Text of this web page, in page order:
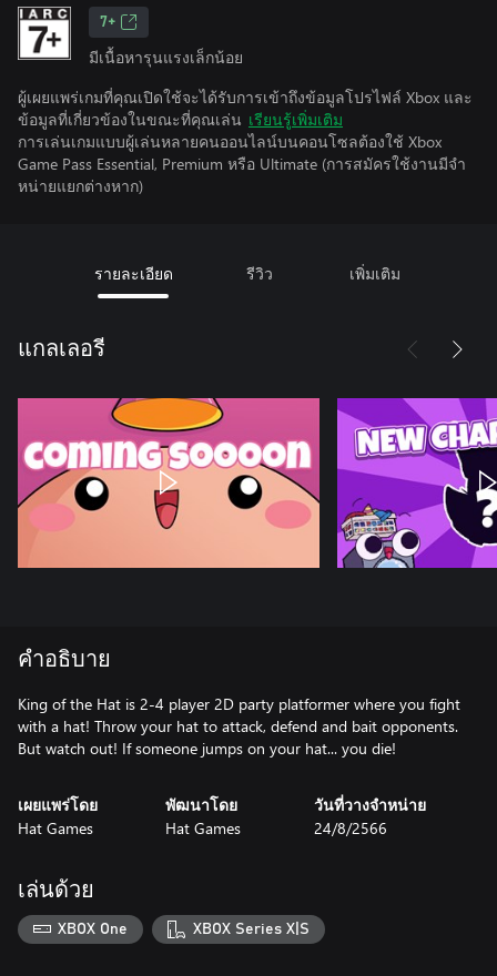
7+
มีเนื้อหารุนแรงเล็กน้อย
ผู้เผยแพร่เกมที่คุณเปิดใช้จะได้รับการเข้าถึงข้อมูลโปรไฟล์ Xbox และ
ข้อมูลที่เกี่ยวข้องในขณะที่คุณเล่น เรียนรู้เพิ่มเติม
การเล่นเกมแบบผู้เล่นหลายคนออนไลน์บนคอนโซลต้องใช้ Xbox
Game Pass Essential, Premium หรือ Ultimate (การสมัครใช้งานมีจํา
หน่ายแยกต่างหาก)
รายละเอียด รีวิว เพิ่มเติม
แกลเลอรี
คำอธิบาย
King of the Hat is 2-4 player 2D party platformer where you fight
with a hat! Throw your hat to attack, defend and bait opponents.
But watch out! If someone jumps on your hat... you die!
เผยแพร่โดย
Hat Games
พัฒนาโดย
Hat Games
วันที่วางจำหน่าย
24/8/2566
เล่นด้วย
XBOX One XBOX Series X|S